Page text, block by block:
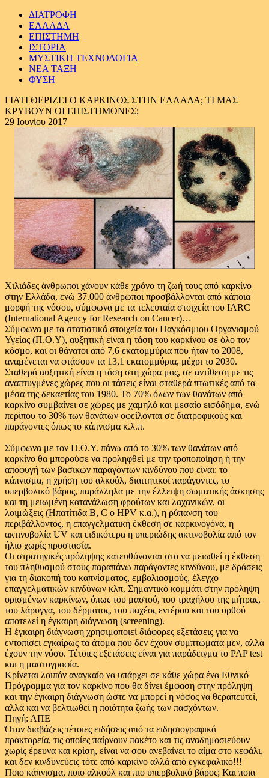
ΔΙΑΤΡΟΦΗ
ΕΛΛΑΔΑ
ΕΠΙΣΤΗΜΗ
ΙΣΤΟΡΙΑ
ΜΥΣΤΙΚΗ ΤΕΧΝΟΛΟΓΙΑ
ΝΕΑ ΤΑΞΗ
ΦΥΣΗ
ΓΙΑΤΙ ΘΕΡΙΖΕΙ Ο ΚΑΡΚΙΝΟΣ ΣΤΗΝ ΕΛΛΑΔΑ; ΤΙ ΜΑΣ
ΚΡΥΒΟΥΝ ΟΙ ΕΠΙΣΤΗΜΟΝΕΣ;
29 Ιουνίου 2017
Χιλιάδες άνθρωποι χάνουν κάθε χρόνο τη ζωή τους από καρκίνο
στην Ελλάδα, ενώ 37.000 άνθρωποι προσβάλλονται από κάποια
μορφή της νόσου, σύμφωνα με τα τελευταία στοιχεία του IARC
(International Agency for Research on Cancer)…
Σύμφωνα με τα στατιστικά στοιχεία του Παγκόσμιου Οργανισμού
Υγείας (Π.Ο.Υ), αυξητική είναι η τάση του καρκίνου σε όλο τον
κόσμο, και οι θάνατοι από 7,6 εκατομμύρια που ήταν το 2008,
αναμένεται να φτάσουν τα 13,1 εκατομμύρια, μέχρι το 2030.
Σταθερά αυξητική είναι η τάση στη χώρα μας, σε αντίθεση με τις
αναπτυγμένες χώρες που οι τάσεις είναι σταθερά πτωτικές από τα
μέσα της δεκαετίας του 1980. Το 70% όλων των θανάτων από
καρκίνο συμβαίνει σε χώρες με χαμηλό και μεσαίο εισόδημα, ενώ
περίπου το 30% των θανάτων οφείλονται σε διατροφικούς και
παράγοντες όπως το κάπνισμα κ.λ.π.
Σύμφωνα με τον Π.Ο.Υ. πάνω από το 30% των θανάτων από
καρκίνο θα μπορούσε να προληφθεί με την τροποποίηση ή την
αποφυγή των βασικών παραγόντων κινδύνου που είναι: το
κάπνισμα, η χρήση του αλκοόλ, διαιτητικοί παράγοντες, το
υπερβολικό βάρος, παράλληλα με την έλλειψη σωματικής άσκησης
και τη μειωμένη κατανάλωση φρούτων και λαχανικών, οι
λοιμώξεις (Ηπατίτιδα Β, C ο HPV κ.α.), η ρύπανση του
περιβάλλοντος, η επαγγελματική έκθεση σε καρκινογόνα, η
ακτινοβολία UV και ειδικότερα η υπεριώδης ακτινοβολία από τον
ήλιο χωρίς προστασία.
Οι στρατηγικές πρόληψης κατευθύνονται στο να μειωθεί η έκθεση
του πληθυσμού στους παραπάνω παράγοντες κινδύνου, με δράσεις
για τη διακοπή του καπνίσματος, εμβολιασμούς, έλεγχο
επαγγελματικών κινδύνων κλπ. Σημαντικό κομμάτι στην πρόληψη
ορισμένων καρκίνων, όπως του μαστού, του τραχήλου της μήτρας,
του λάρυγγα, του δέρματος, του παχέος εντέρου και του ορθού
αποτελεί η έγκαιρη διάγνωση (screening).
Η έγκαιρη διάγνωση χρησιμοποιεί διάφορες εξετάσεις για να
εντοπίσει εγκαίρως τα άτομα που δεν έχουν συμπτώματα μεν, αλλά
έχουν την νόσο. Τέτοιες εξετάσεις είναι για παράδειγμα το PAP test
και η μαστογραφία.
Κρίνεται λοιπόν αναγκαίο να υπάρχει σε κάθε χώρα ένα Εθνικό
Πρόγραμμα για τον καρκίνο που θα δίνει έμφαση στην πρόληψη
και την έγκαιρη διάγνωση ώστε να μπορεί η νόσος να θεραπευτεί,
αλλά και να βελτιωθεί η ποιότητα ζωής των πασχόντων.
Πηγή: ΑΠΕ
Όταν διαβάζεις τέτοιες ειδήσεις από τα ειδησιογραφικά
πρακτορεία, τις οποίες παίρνουν πακέτο και τις αναδημοσιεύουν
χωρίς έρευνα και κρίση, είναι να σου ανεβαίνει το αίμα στο κεφάλι,
και δεν κινδυνεύεις τότε από καρκίνο αλλά από εγκεφαλικό!!!
Ποιο κάπνισμα, ποιο αλκοόλ και πιο υπερβολικό βάρος; Και ποια